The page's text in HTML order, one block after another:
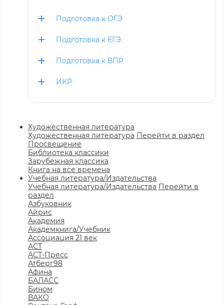
Подготовка к ОГЭ
Подготовка к ЕГЭ
Подготовка к ВПР
ИКР
Художественная литература
Художественная литература Перейти в раздел
Просвещение
Библиотека классики
Зарубежная классика
Книга на все времена
Учебная литература/Издательства
Учебная литература/Издательства Перейти в
раздел
Азбуковник
Айрис
Академия
Академкнига/Учебник
Ассоциация 21 век
АСТ
АСТ-Пресс
Атберг98
Афина
БАЛАСС
Бином
ВАКО